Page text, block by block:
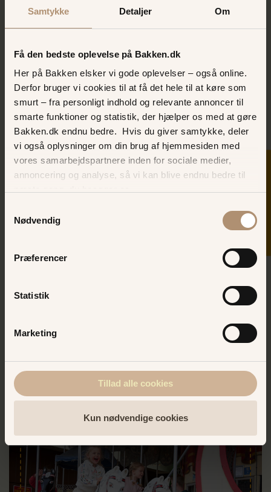
Samtykke Detaljer Om
Få den bedste oplevelse på Bakken.dk
Her på Bakken elsker vi gode oplevelser – også online.
Derfor bruger vi cookies til at få det hele til at køre som
smurt – fra personligt indhold og relevante annoncer til
smarte funktioner og statistik, der hjælper os med at gøre
Bakken.dk endnu bedre. Hvis du giver samtykke, deler
vi også oplysninger om din brug af hjemmesiden med
vores samarbejdspartnere inden for sociale medier,
annoncering og analyse, så vi kan blive endnu bedre til
Nødvendig
Præferencer
Statistik
Marketing
Tillad alle cookies
Kun nødvendige cookies
SKER I DAG
Sus i maven og vind i håret for de mindste i familien
SE FORLYSTELSE
Jeepen og se den med egne øjne!